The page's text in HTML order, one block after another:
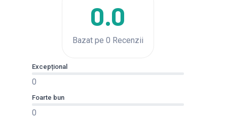
0.0
Bazat pe 0 Recenzii
Excepțional
0
Foarte bun
0